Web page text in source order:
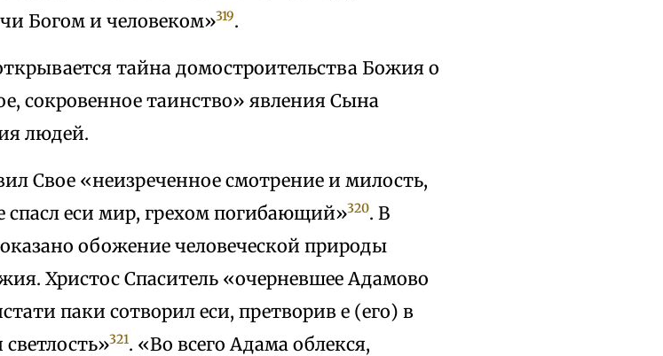
Богом и человеком»319.
тайна домостроительства Божия о
сокровенное таинство» явления Сына
людей.
Свое «неизреченное смотрение и милость,
еси мир, грехом погибающий»320. В
обожение человеческой природы
Христос Спаситель «очерневшее Адамово
паки сотворил еси, претворив е (его) в
321. «Во всего Адама облекся,